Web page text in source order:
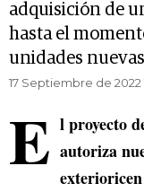
adquisición de
hasta el
unidades
17 Septiembre de 2022
E l proyecto
autoriza